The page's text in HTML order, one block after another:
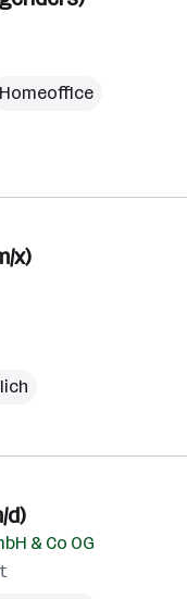
Homeoffice
x)
d)
& Co OG